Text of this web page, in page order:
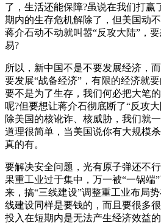
了，生活还能保障?虽说在我们打赢
期内的生存危机解除了，但美国动
蒋介石动不动就叫嚣“反攻大陆”，
易?
所以，新中国不是不要发展经济，
要发展“战备经济”，有限的经济就
要不是为了生存，我们何必把大笔
呢?但要想让蒋介石彻底断了“反攻
除美国的核讹诈、核威胁，我们就
道理很简单，当美国说你有大规模
真的有。
要解决安全问题，光有原子弹还不
果重工业过于集中，万一被“一锅端
来，搞“三线建设”调整重工业布局
线建设同样是要钱的，而且要很多
投入在短期内是无法产生经济效益